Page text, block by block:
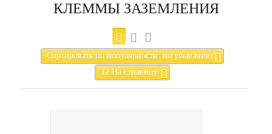
КЛЕММЫ ЗАЗЕМЛЕНИЯ
Сортировать по популярности: по убыванию
12 На страницу